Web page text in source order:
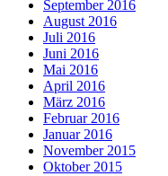
September 2016
August 2016
Juli 2016
Juni 2016
Mai 2016
April 2016
März 2016
Februar 2016
Januar 2016
November 2015
Oktober 2015